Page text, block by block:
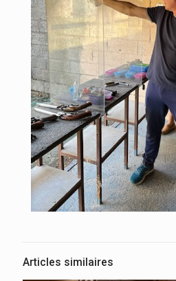
Articles similaires